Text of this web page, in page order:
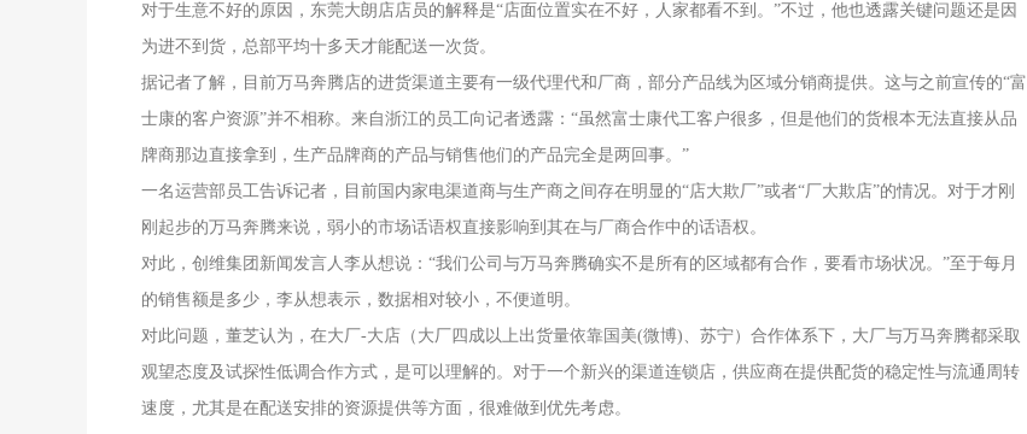
对于生意不好的原因，东莞大朗店店员的解释是“店面位置实在不好，人家都看不到。”不过，他也透露关键问题还是因
为进不到货，总部平均十多天才能配送一次货。
据记者了解，目前万马奔腾店的进货渠道主要有一级代理代和厂商，部分产品线为区域分销商提供。这与之前宣传的“富
士康的客户资源”并不相称。来自浙江的员工向记者透露：“虽然富士康代工客户很多，但是他们的货根本无法直接从品
牌商那边直接拿到，生产品牌商的产品与销售他们的产品完全是两回事。”
一名运营部员工告诉记者，目前国内家电渠道商与生产商之间存在明显的“店大欺厂”或者“厂大欺店”的情况。对于才刚
刚起步的万马奔腾来说，弱小的市场话语权直接影响到其在与厂商合作中的话语权。
对此，创维集团新闻发言人李从想说：“我们公司与万马奔腾确实不是所有的区域都有合作，要看市场状况。”至于每月
的销售额是多少，李从想表示，数据相对较小，不便道明。
对此问题，董芝认为，在大厂-大店（大厂四成以上出货量依靠国美(微博)、苏宁）合作体系下，大厂与万马奔腾都采取
观望态度及试探性低调合作方式，是可以理解的。对于一个新兴的渠道连锁店，供应商在提供配货的稳定性与流通周转
速度，尤其是在配送安排的资源提供等方面，很难做到优先考虑。